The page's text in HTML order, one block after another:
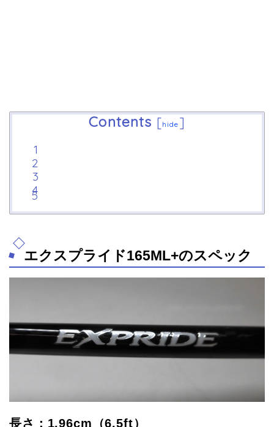
Contents [hide ]
エクスプライド165ML+のスペック
長さ：1.96cm（6.5ft）